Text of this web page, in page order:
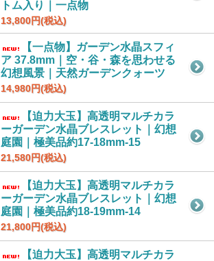
トム入り｜一点物
13,800円(税込)
【一点物】ガーデン水晶スフィ
ア 37.8mm｜空・谷・森を思わせる
幻想風景｜天然ガーデンクォーツ
14,980円(税込)
【迫力大玉】高透明マルチカラ
ーガーデン水晶ブレスレット｜幻想
庭園｜極美品約17-18mm-15
21,580円(税込)
【迫力大玉】高透明マルチカラ
ーガーデン水晶ブレスレット｜幻想
庭園｜極美品約18-19mm-14
21,800円(税込)
【迫力大玉】高透明マルチカラ